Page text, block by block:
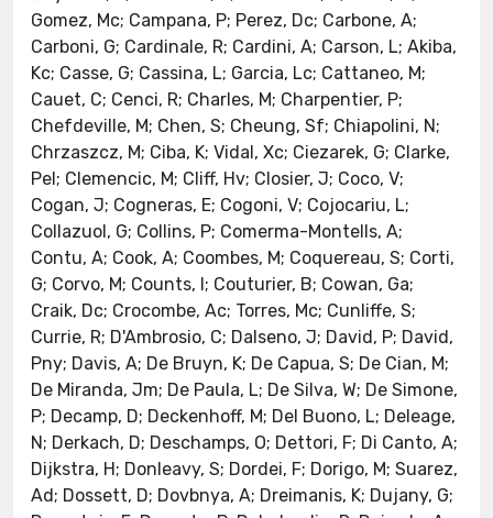
Gomez, Mc; Campana, P; Perez, Dc; Carbone, A;
Carboni, G; Cardinale, R; Cardini, A; Carson, L; Akiba,
Kc; Casse, G; Cassina, L; Garcia, Lc; Cattaneo, M;
Cauet, C; Cenci, R; Charles, M; Charpentier, P;
Chefdeville, M; Chen, S; Cheung, Sf; Chiapolini, N;
Chrzaszcz, M; Ciba, K; Vidal, Xc; Ciezarek, G; Clarke,
Pel; Clemencic, M; Cliff, Hv; Closier, J; Coco, V;
Cogan, J; Cogneras, E; Cogoni, V; Cojocariu, L;
Collazuol, G; Collins, P; Comerma-Montells, A;
Contu, A; Cook, A; Coombes, M; Coquereau, S; Corti,
G; Corvo, M; Counts, I; Couturier, B; Cowan, Ga;
Craik, Dc; Crocombe, Ac; Torres, Mc; Cunliffe, S;
Currie, R; D'Ambrosio, C; Dalseno, J; David, P; David,
Pny; Davis, A; De Bruyn, K; De Capua, S; De Cian, M;
De Miranda, Jm; De Paula, L; De Silva, W; De Simone,
P; Decamp, D; Deckenhoff, M; Del Buono, L; Deleage,
N; Derkach, D; Deschamps, O; Dettori, F; Di Canto, A;
Dijkstra, H; Donleavy, S; Dordei, F; Dorigo, M; Suarez,
Ad; Dossett, D; Dovbnya, A; Dreimanis, K; Dujany, G;